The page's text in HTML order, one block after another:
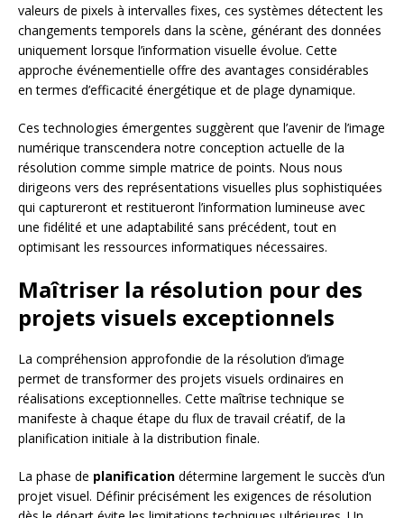
valeurs de pixels à intervalles fixes, ces systèmes détectent les
changements temporels dans la scène, générant des données
uniquement lorsque l’information visuelle évolue. Cette
approche événementielle offre des avantages considérables
en termes d’efficacité énergétique et de plage dynamique.
Ces technologies émergentes suggèrent que l’avenir de l’image
numérique transcendera notre conception actuelle de la
résolution comme simple matrice de points. Nous nous
dirigeons vers des représentations visuelles plus sophistiquées
qui captureront et restitueront l’information lumineuse avec
une fidélité et une adaptabilité sans précédent, tout en
optimisant les ressources informatiques nécessaires.
Maîtriser la résolution pour des
projets visuels exceptionnels
La compréhension approfondie de la résolution d’image
permet de transformer des projets visuels ordinaires en
réalisations exceptionnelles. Cette maîtrise technique se
manifeste à chaque étape du flux de travail créatif, de la
planification initiale à la distribution finale.
La phase de planification détermine largement le succès d’un
projet visuel. Définir précisément les exigences de résolution